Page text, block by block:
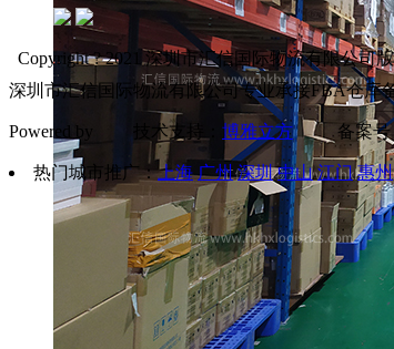
Copyright ? 2021 深圳市汇信国际物流有限公司
深圳市汇信国际物流有限公司专业承接FBA仓库
Powered by 技术支持： 博雅立方备案号
热门城市推广：上海 广州 深圳 中山 江门 惠州